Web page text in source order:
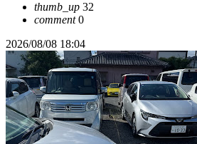
thumb_up 32
comment0
2026/08/08 18:04